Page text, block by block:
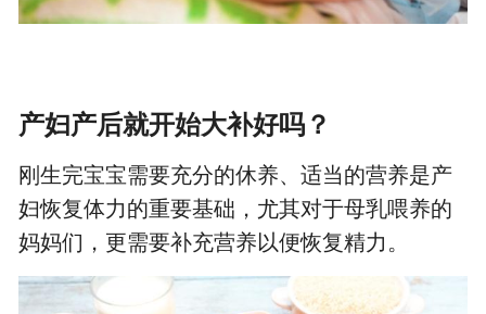
产妇产后就开始大补好吗？
刚生完宝宝需要充分的休养、适当的营养是产
妇恢复体力的重要基础，尤其对于母乳喂养的
妈妈们，更需要补充营养以便恢复精力。